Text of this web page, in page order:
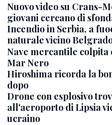
Nuovo video su Crans-
giovani cercano di
Incendio in Serbia, a
naturale vicino
Nave mercantile colpita
Mar Nero
Hiroshima ricorda la
dopo
Drone con esplosivo
all'aeroporto di Lipsia
ucraino